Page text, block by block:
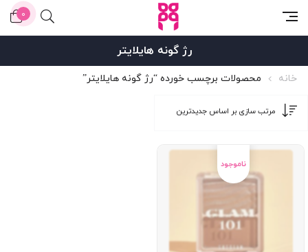
0
رژ گونه هایلایتر
خانه محصولات برچسب خورده “رژ گونه هایلایتر”